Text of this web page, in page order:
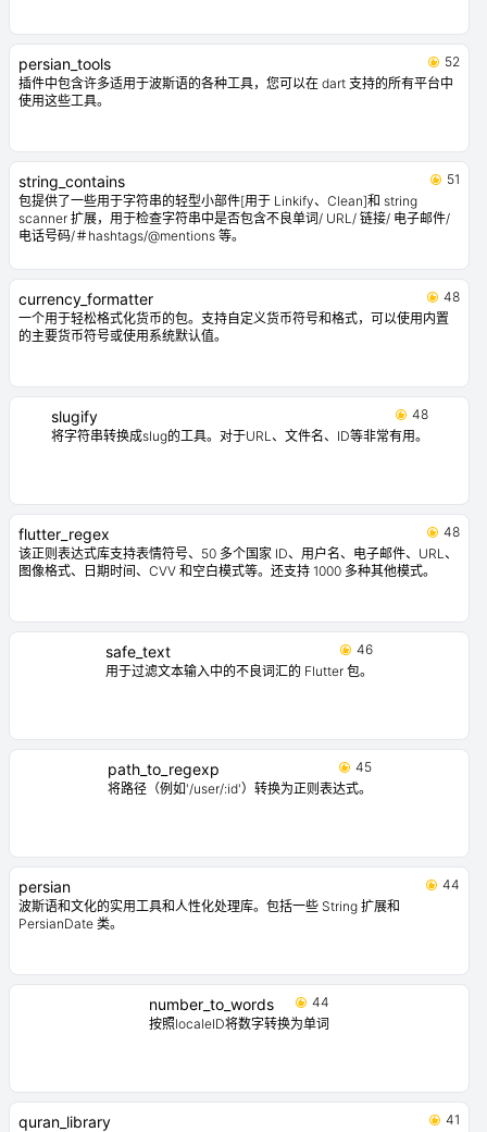
persian_tools
52
插件中包含许多适用于波斯语的各种工具，您可以在 dart 支持的所有平台中
使用这些工具。
string_contains
51
包提供了一些用于字符串的轻型小部件[用于 Linkify、Clean]和 string
scanner 扩展，用于检查字符串中是否包含不良单词/ URL/ 链接/ 电子邮件/
电话号码/＃hashtags/@mentions 等。
currency_formatter
48
一个用于轻松格式化货币的包。支持自定义货币符号和格式，可以使用内置
的主要货币符号或使用系统默认值。
slugify
48
将字符串转换成slug的工具。对于URL、文件名、ID等非常有用。
flutter_regex
48
该正则表达式库支持表情符号、50 多个国家 ID、用户名、电子邮件、URL、
图像格式、日期时间、CVV 和空白模式等。还支持 1000 多种其他模式。
safe_text
46
用于过滤文本输入中的不良词汇的 Flutter 包。
path_to_regexp
45
将路径（例如'/user/:id'）转换为正则表达式。
persian
44
波斯语和文化的实用工具和人性化处理库。包括一些 String 扩展和
PersianDate 类。
number_to_words
44
按照localeID将数字转换为单词
quran_library
41